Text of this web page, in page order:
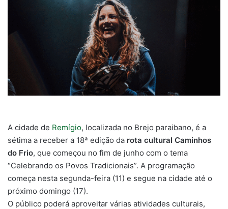
A cidade de Remígio, localizada no Brejo paraibano, é a
sétima a receber a 18ª edição da rota cultural Caminhos
do Frio, que começou no fim de junho com o tema
“Celebrando os Povos Tradicionais”. A programação
começa nesta segunda-feira (11) e segue na cidade até o
próximo domingo (17).
O público poderá aproveitar várias atividades culturais,